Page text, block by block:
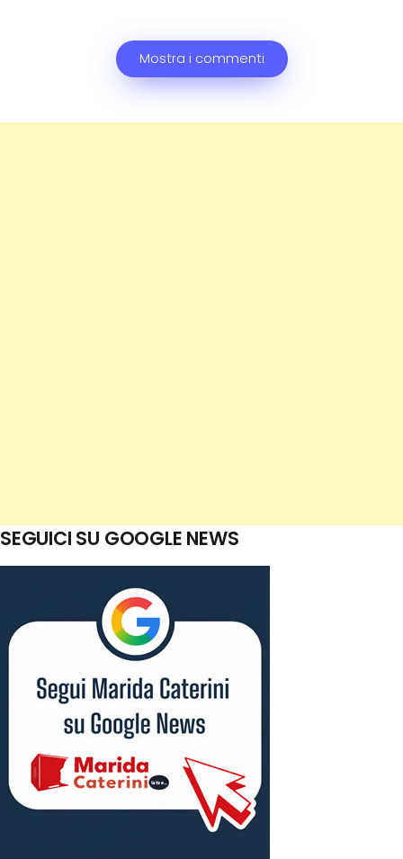
Mostra i commenti
SEGUICI SU GOOGLE NEWS